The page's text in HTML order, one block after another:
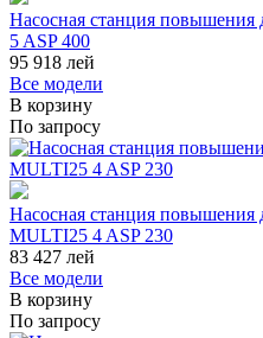
Насосная станция
5 ASP 400
95 918 лей
Все модели
В корзину
По запросу
Насосная станция повышения
MULTI25 4 ASP 230
83 427 лей
Все модели
В корзину
По запросу